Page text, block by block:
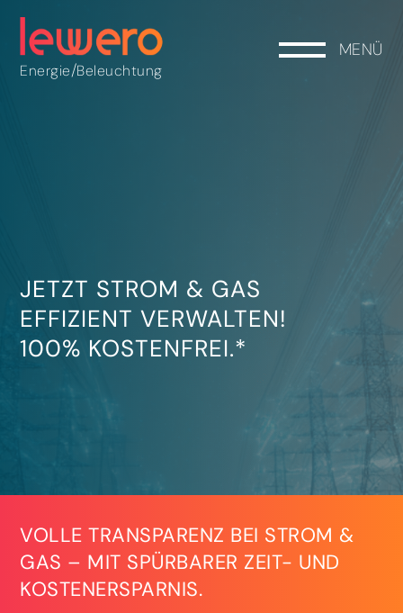
Energie/Beleuchtung
MENÜ
JETZT STROM & GAS
EFFIZIENT VERWALTEN!
100% KOSTENFREI.*
VOLLE TRANSPARENZ BEI STROM &
GAS – MIT SPÜRBARER ZEIT- UND
KOSTENERSPARNIS.